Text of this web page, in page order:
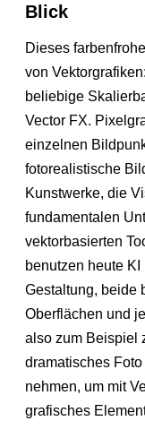
Blick
Dieses
von
beliebige
Vector FX.
einzelnen
fotorealistische
Kunstwerke, die
fundamentalen
vektorbasierten
benutzen heute
Gestaltung, beide
Oberflächen und
also zum Beispiel
dramatisches
nehmen, um mit
grafisches